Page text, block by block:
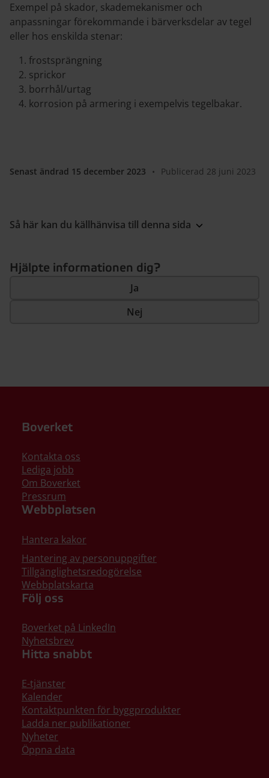
Exempel på skador, skademekanismer och
anpassningar förekommande i bärverksdelar av tegel
eller hos enskilda stenar:
frostsprängning
sprickor
borrhål/urtag
korrosion på armering i exempelvis tegelbakar.
Senast ändrad 15 december 2023 • Publicerad 28 juni 2023
Så här kan du källhänvisa till denna sida
Hjälpte informationen dig?
Ja
Nej
Boverket
Kontakta oss
Lediga jobb
Om Boverket
Pressrum
Webbplatsen
Hantera kakor
Hantering av personuppgifter
Tillgänglighetsredogörelse
Webbplatskarta
Följ oss
Boverket på LinkedIn
Nyhetsbrev
Hitta snabbt
E-tjänster
Kalender
Kontaktpunkten för byggprodukter
Ladda ner publikationer
Nyheter
Öppna data